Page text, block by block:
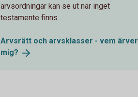
arvsordningar kan se ut när inget
testamente finns.
Arvsrätt och arvsklasser - vem ärver
mig?